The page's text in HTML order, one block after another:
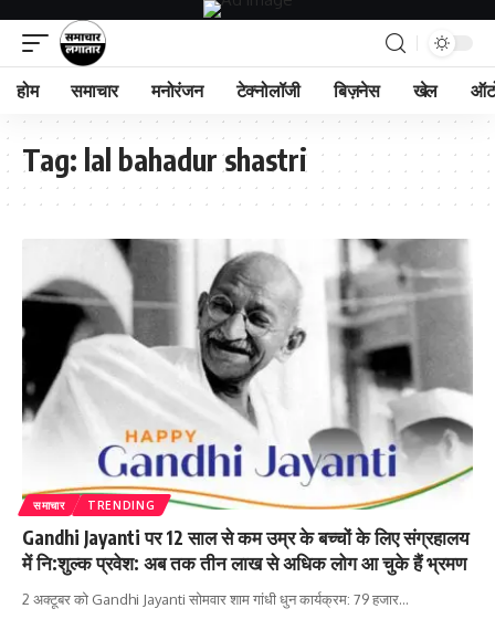
होम समाचार मनोरंजन टेक्नोलॉजी बिज़नेस खेल
Tag: lal bahadur shastri
समाचार TRENDING
Gandhi Jayanti पर 12 साल से कम उम्र के बच्चों के लिए संग्रहालय
में नि:शुल्क प्रवेश: अब तक तीन लाख से अधिक लोग आ चुके हैं भ्रमण
2 अक्टूबर को Gandhi Jayanti सोमवार शाम गांधी धुन कार्यक्रम: 79 हजार…